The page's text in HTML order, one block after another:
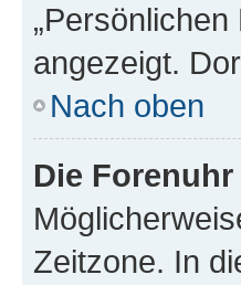
angezeigt.
Nach oben
Die
Zeitzone. In